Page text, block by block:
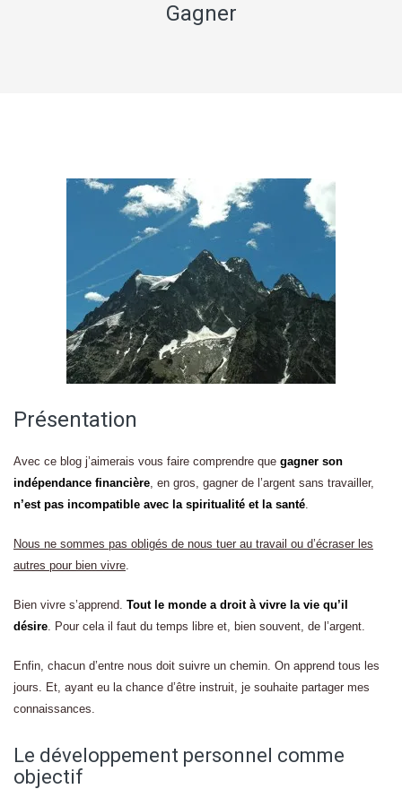
Gagner
Présentation
Avec ce blog j’aimerais vous faire comprendre que gagner son
indépendance financière, en gros, gagner de l’argent sans travailler,
n’est pas incompatible avec la spiritualité et la santé.
Nous ne sommes pas obligés de nous tuer au travail ou d’écraser les
autres pour bien vivre.
Bien vivre s’apprend. Tout le monde a droit à vivre la vie qu’il
désire. Pour cela il faut du temps libre et, bien souvent, de l’argent.
Enfin, chacun d’entre nous doit suivre un chemin. On apprend tous les
jours. Et, ayant eu la chance d’être instruit, je souhaite partager mes
connaissances.
Le développement personnel comme
objectif